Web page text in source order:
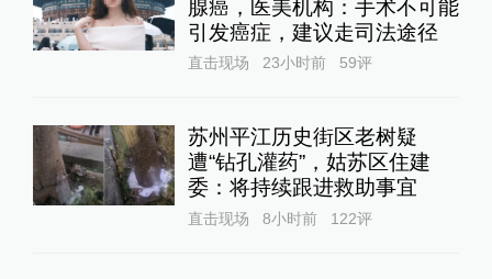
腺癌，医美机构：手术不可能
引发癌症，建议走司法途径
直击现场 23小时前 59评
苏州平江历史街区老树疑
遭“钻孔灌药”，姑苏区住建
委：将持续跟进救助事宜
直击现场 8小时前 122评